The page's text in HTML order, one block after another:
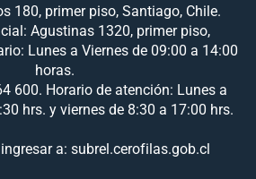
180, primer piso, Santiago, Chile.
Agustinas 1320, primer piso,
Lunes a Viernes de 09:00 a 14:00
horas.
600. Horario de atención: Lunes a
hrs. y viernes de 8:30 a 17:00 hrs.
a: subrel.cerofilas.gob.cl